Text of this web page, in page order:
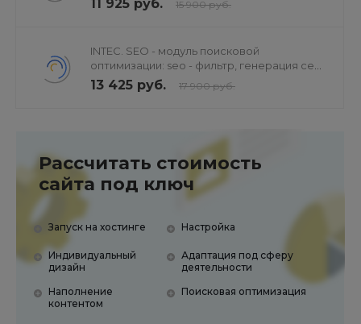
11 925 руб. 15 900 руб.
INTEC. SEO - модуль поисковой
оптимизации: seo - фильтр, генерация сео
- текстов, H1, мета-тегов
13 425 руб. 17 900 руб.
Рассчитать стоимость
сайта под ключ
Запуск на хостинге
Индивидуальный
дизайн
Наполнение
контентом
Настройка
Адаптация под сферу
деятельности
Поисковая оптимизация